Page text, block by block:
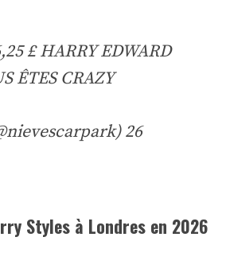
£ HARRY EDWARD
ÊTES CRAZY
26
Styles à Londres en 2026